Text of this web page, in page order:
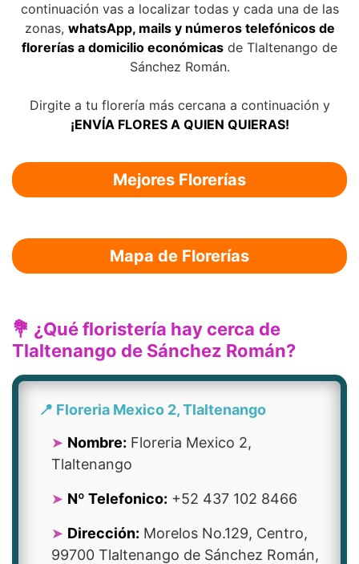
continuación vas a localizar todas y cada una de las
zonas, whatsApp, mails y números telefónicos de
florerías a domicilio económicas de Tlaltenango de
Sánchez Román.
Dirgite a tu florería más cercana a continuación y
¡ENVÍA FLORES A QUIEN QUIERAS!
Mejores Florerías
Mapa de Florerías
💐 ¿Qué floristería hay cerca de
Tlaltenango de Sánchez Román?
📍 Floreria Mexico 2, Tlaltenango
Nombre: Floreria Mexico 2,
Tlaltenango
Nº Telefonico: +52 437 102 8466
Dirección: Morelos No.129, Centro,
99700 Tlaltenango de Sánchez Román,